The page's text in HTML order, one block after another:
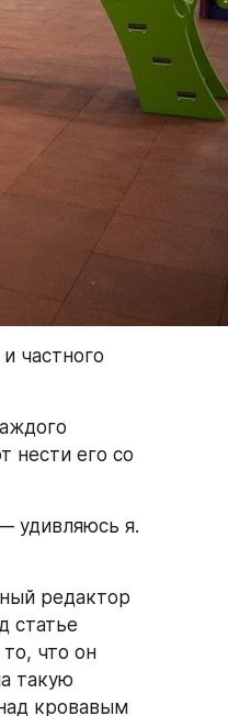
частного
нести его со
удивляюсь я.
редактор
статье
что он
такую
кровавым